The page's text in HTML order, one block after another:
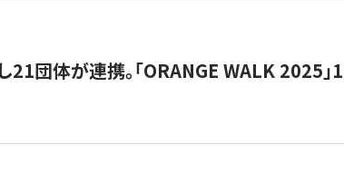
団体が連携。「ORANGE WALK 2025」